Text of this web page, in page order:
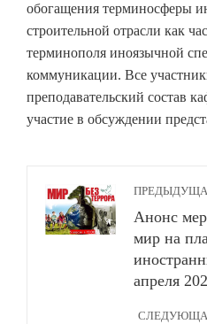
обогащения терминосферы
строительной отрасли как
терминополя иноязычной
коммуникации. Все
преподавательский состав
участие в обсуждении
Анонс
мир на
апреля